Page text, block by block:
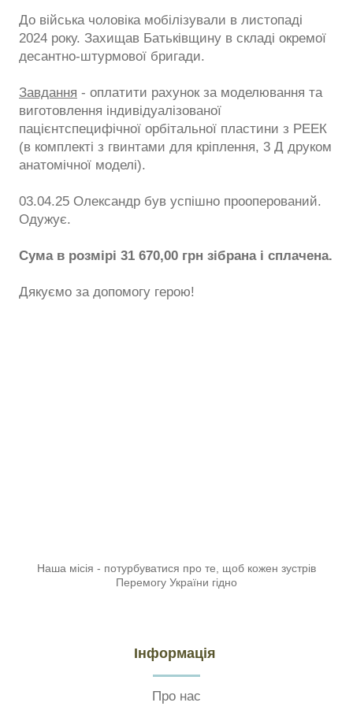
До війська чоловіка мобілізували в листопаді
2024 року. Захищав Батьківщину в складі окремої
десантно-штурмової бригади.
Завдання - оплатити рахунок за моделювання та
виготовлення індивідуалізованої
пацієнтспецифічної орбітальної пластини з РЕЕК
(в комплекті з гвинтами для кріплення, 3 Д друком
анатомічної моделі).
03.04.25 Олександр був успішно прооперований.
Одужує.
Сума в розмірі 31 670,00 грн зібрана і сплачена.
Дякуємо за допомогу герою!
Наша місія - потурбуватися про те, щоб кожен зустрів
Перемогу України гідно
Інформація
Про нас